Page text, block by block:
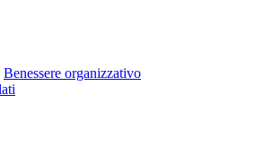
Benessere organizzativo